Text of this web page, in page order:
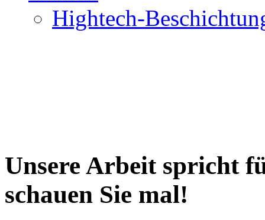
Hightech-
Unsere Arbeit spricht
schauen Sie mal!